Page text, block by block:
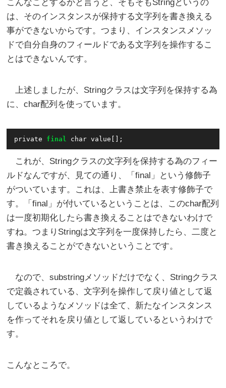
こんなことするかと言うと、そもそもStringというの
は、そのインスタンスが保持する文字列を書き換える
事ができないからです。つまり、インスタンスメソッ
ドで自分自身のフィールドである文字列を操作するこ
とはできないんです。
上述しましたが、Stringクラスは文字列を保持する為
に、char配列を使っています。
private final
これが、Stringクラスの文字列を保持する為のフィー
ルドなんですが、見ての通り、「final」という修飾子
がついています。これは、上書き禁止を表す修飾子で
す。「final」が付いているということは、このchar配列
は一度初期化したら書き換えることはできないわけで
すね。つまりStringは文字列を一度保持したら、二度と
書き換えることができないということです。
なので、substringメソッドだけでなく、Stringクラス
で定義されている、文字列を操作して戻り値として返
しているようなメソッドは全て、新たなインスタンス
を作ってそれを戻り値として返しているというわけで
す。
こんなところで。